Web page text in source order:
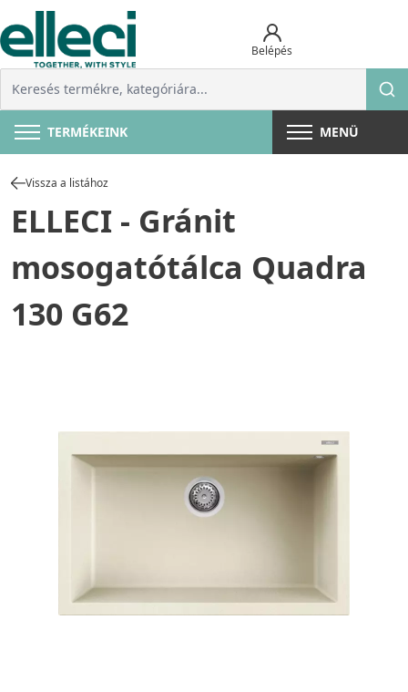
Belépés
TERMÉKEINK MENÜ
Vissza a listához
ELLECI - Gránit
mosogatótálca Quadra
130 G62